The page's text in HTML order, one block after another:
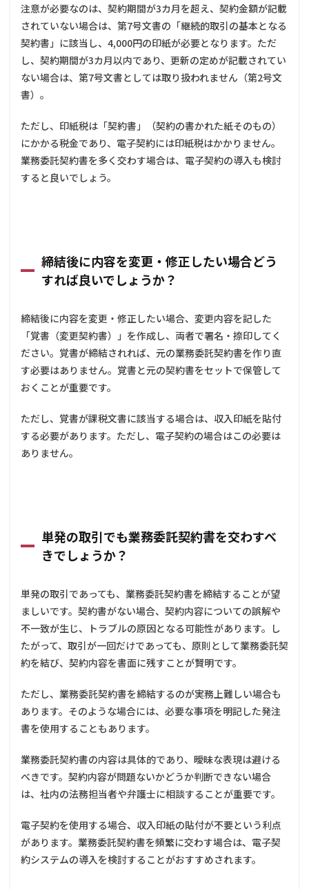
注意が必要なのは、契約期間が3カ月を超え、契約金額が記載
されていない場合は、第7号文書の「継続的取引の基本となる
契約書」に該当し、4,000円の印紙が必要となります。ただ
し、契約期間が3カ月以内であり、更新の定めが記載されてい
ない場合は、第7号文書としては取り扱われません（第2号文
書）。
ただし、印紙税は「契約書」（契約の書かれた紙そのもの）
にかかる税金であり、電子契約には印紙税はかかりません。
業務委託契約書を多く交わす場合は、電子契約の導入も検討
すると良いでしょう。
締結後に内容を変更・修正したい場合どう
すれば良いでしょうか？
締結後に内容を変更・修正したい場合、変更内容を記した
「覚書（変更契約書）」を作成し、両者で署名・捺印してく
ださい。覚書が締結されれば、元の業務委託契約書を作り直
す必要はありません。覚書と元の契約書をセットで保管して
おくことが重要です。
ただし、覚書が課税文書に該当する場合は、収入印紙を貼付
する必要があります。ただし、電子契約の場合はこの必要は
ありません。
単発の取引でも業務委託契約書を交わすべ
きでしょうか？
単発の取引であっても、業務委託契約書を締結することが望
ましいです。契約書がない場合、契約内容についての誤解や
不一致が生じ、トラブルの原因となる可能性があります。し
たがって、取引が一回だけであっても、原則として業務委託契
約を結び、契約内容を書面に残すことが賢明です。
ただし、業務委託契約書を締結するのが実務上難しい場合も
あります。そのような場合には、必要な事項を明記した発注
書を使用することもあります。
業務委託契約書の内容は具体的であり、曖昧な表現は避ける
べきです。契約内容が問題ないかどうか判断できない場合
は、社内の法務担当者や弁護士に相談することが重要です。
電子契約を使用する場合、収入印紙の貼付が不要という利点
があります。業務委託契約書を頻繁に交わす場合は、電子契
約システムの導入を検討することがおすすめされます。